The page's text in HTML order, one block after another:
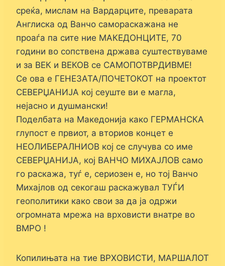
среќа, мислам на Вардарците, преварата
Англиска од Ванчо самораскажана не
проаѓа па сите ние МАКЕДОНЦИТЕ, 70
години во сопствена држава суштествуваме
и за ВЕК и ВЕКОВ се САМОПОТВРДИВМЕ!
Се ова е ГЕНЕЗАТА/ПОЧЕТОКОТ на проектот
СЕВЕРЏАНИЈА кој сеуште ви е магла,
нејасно и душмански!
Поделбата на Македонија како ГЕРМАНСКА
глупост е првиот, а вториов концет е
НЕОЛИБЕРАЛНИОВ кој се случува со име
СЕВЕРЏАНИЈА, кој ВАНЧО МИХАЈЛОВ само
го раскажа, туѓ е, сериозен е, но тој Ванчо
Михајлов од секогаш раскажувал ТУЃИ
геополитики како свои за да ја одржи
огромната мрежа на врховисти внатре во
ВМРО !
Копилињата на тие ВРХОВИСТИ, МАРШАЛОТ